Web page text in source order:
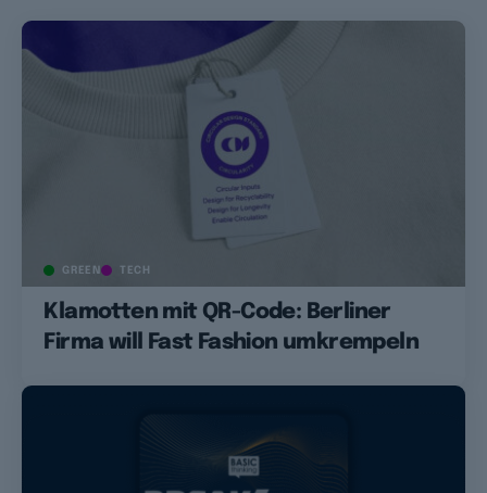
GREEN TECH
Klamotten mit QR-Code: Berliner
Firma will Fast Fashion umkrempeln